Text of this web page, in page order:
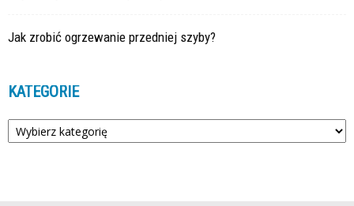
Jak zrobić ogrzewanie przedniej szyby?
KATEGORIE
Kategorie